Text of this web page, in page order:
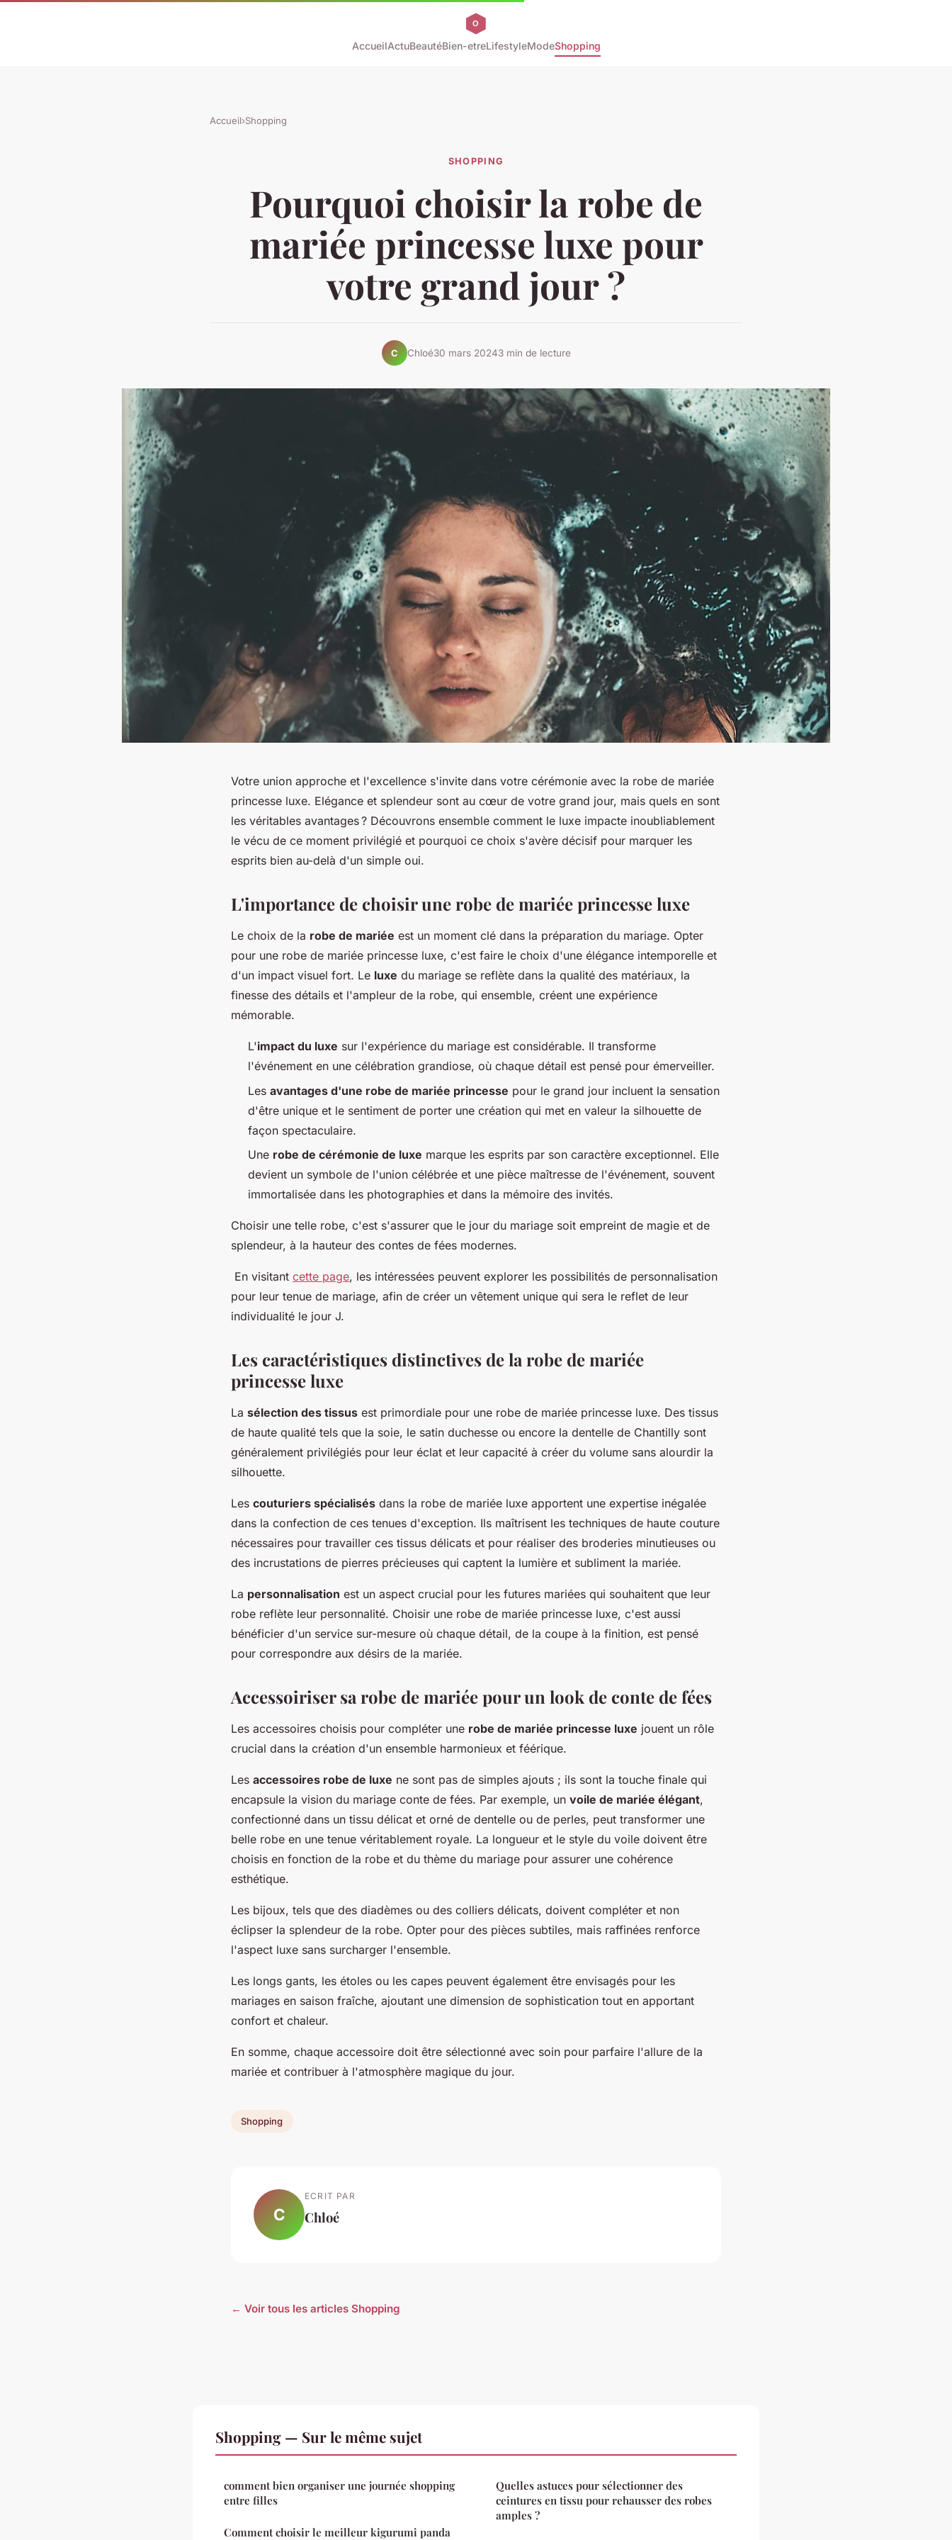
AccueilActuBeautéBien-etreLifestyleModeShopping
Accueil›Shopping
SHOPPING
Pourquoi choisir la robe de
mariée princesse luxe pour
votre grand jour ?
C Chloé30 mars 20243 min de lecture
Votre union approche et l'excellence s'invite dans votre cérémonie avec la robe de mariée
princesse luxe. Elégance et splendeur sont au cœur de votre grand jour, mais quels en sont
les véritables avantages ? Découvrons ensemble comment le luxe impacte inoubliablement
le vécu de ce moment privilégié et pourquoi ce choix s'avère décisif pour marquer les
esprits bien au-delà d'un simple oui.
L'importance de choisir une robe de mariée princesse luxe
Le choix de la robe de mariée est un moment clé dans la préparation du mariage. Opter
pour une robe de mariée princesse luxe, c'est faire le choix d'une élégance intemporelle et
d'un impact visuel fort. Le luxe du mariage se reflète dans la qualité des matériaux, la
finesse des détails et l'ampleur de la robe, qui ensemble, créent une expérience
mémorable.
L'impact du luxe sur l'expérience du mariage est considérable. Il transforme
l'événement en une célébration grandiose, où chaque détail est pensé pour émerveiller.
Les avantages d'une robe de mariée princesse pour le grand jour incluent la sensation
d'être unique et le sentiment de porter une création qui met en valeur la silhouette de
façon spectaculaire.
Une robe de cérémonie de luxe marque les esprits par son caractère exceptionnel. Elle
devient un symbole de l'union célébrée et une pièce maîtresse de l'événement, souvent
immortalisée dans les photographies et dans la mémoire des invités.
Choisir une telle robe, c'est s'assurer que le jour du mariage soit empreint de magie et de
splendeur, à la hauteur des contes de fées modernes.
En visitant cette page, les intéressées peuvent explorer les possibilités de personnalisation
pour leur tenue de mariage, afin de créer un vêtement unique qui sera le reflet de leur
individualité le jour J.
Les caractéristiques distinctives de la robe de mariée
princesse luxe
La sélection des tissus est primordiale pour une robe de mariée princesse luxe. Des tissus
de haute qualité tels que la soie, le satin duchesse ou encore la dentelle de Chantilly sont
généralement privilégiés pour leur éclat et leur capacité à créer du volume sans alourdir la
silhouette.
Les couturiers spécialisés dans la robe de mariée luxe apportent une expertise inégalée
dans la confection de ces tenues d'exception. Ils maîtrisent les techniques de haute couture
nécessaires pour travailler ces tissus délicats et pour réaliser des broderies minutieuses ou
des incrustations de pierres précieuses qui captent la lumière et subliment la mariée.
La personnalisation est un aspect crucial pour les futures mariées qui souhaitent que leur
robe reflète leur personnalité. Choisir une robe de mariée princesse luxe, c'est aussi
bénéficier d'un service sur-mesure où chaque détail, de la coupe à la finition, est pensé
pour correspondre aux désirs de la mariée.
Accessoiriser sa robe de mariée pour un look de conte de fées
Les accessoires choisis pour compléter une robe de mariée princesse luxe jouent un rôle
crucial dans la création d'un ensemble harmonieux et féérique.
Les accessoires robe de luxe ne sont pas de simples ajouts ; ils sont la touche finale qui
encapsule la vision du mariage conte de fées. Par exemple, un voile de mariée élégant,
confectionné dans un tissu délicat et orné de dentelle ou de perles, peut transformer une
belle robe en une tenue véritablement royale. La longueur et le style du voile doivent être
choisis en fonction de la robe et du thème du mariage pour assurer une cohérence
esthétique.
Les bijoux, tels que des diadèmes ou des colliers délicats, doivent compléter et non
éclipser la splendeur de la robe. Opter pour des pièces subtiles, mais raffinées renforce
l'aspect luxe sans surcharger l'ensemble.
Les longs gants, les étoles ou les capes peuvent également être envisagés pour les
mariages en saison fraîche, ajoutant une dimension de sophistication tout en apportant
confort et chaleur.
En somme, chaque accessoire doit être sélectionné avec soin pour parfaire l'allure de la
mariée et contribuer à l'atmosphère magique du jour.
Shopping
C
ECRIT PAR
Chloé
← Voir tous les articles Shopping
Shopping — Sur le même sujet
comment bien organiser une journée shopping
entre filles
Comment choisir le meilleur kigurumi panda
Quelles astuces pour sélectionner des
ceintures en tissu pour rehausser des robes
amples ?